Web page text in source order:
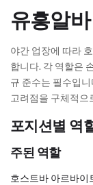
유흥알
야간 업장에 따라
합니다. 각 역할은
규 준수는 필수입
고려점을 구체적으
포지션별 역
주된 역할
호스트바 아르바이